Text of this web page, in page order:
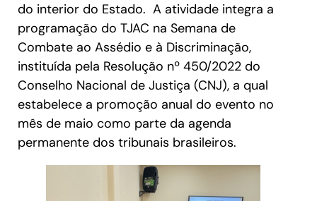
do interior do Estado. A atividade integra a
programação do TJAC na Semana de
Combate ao Assédio e à Discriminação,
instituída pela Resolução nº 450/2022 do
Conselho Nacional de Justiça (CNJ), a qual
estabelece a promoção anual do evento no
mês de maio como parte da agenda
permanente dos tribunais brasileiros.